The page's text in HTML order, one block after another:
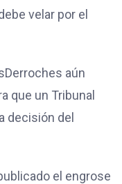
velar por el
aún
que un Tribunal
decisión del
el engrose